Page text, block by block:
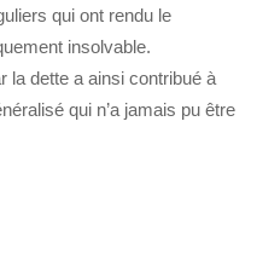
qui ont rendu le
insolvable.
la dette a ainsi contribué à
qui n’a jamais pu être